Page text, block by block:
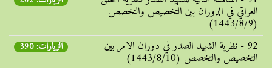
العراقي في الدوران بین التخصیص والتخصص
(1443/8/9)
92 - نظریة الشهید الصدر في دوران الامر بین
التخصیص والتخصص (1443/8/10)
الزيارات: 390